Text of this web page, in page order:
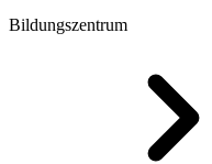
Bildungszentrum